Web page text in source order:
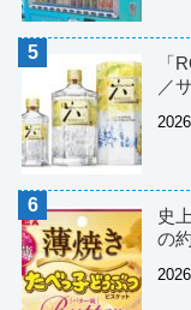
「
／
史
の